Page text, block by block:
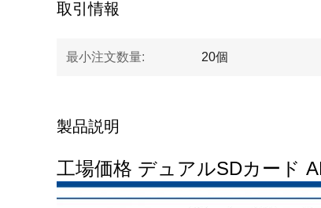
取引情報
最小注文数量: 20個
製品説明
工場価格 デュアルSDカード